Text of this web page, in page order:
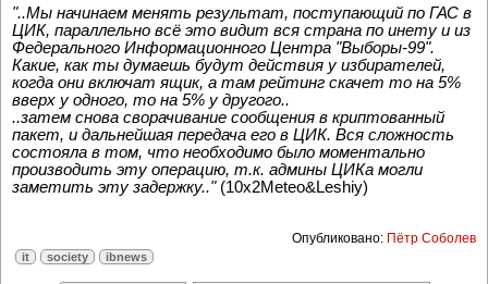
"..Мы начинаем менять результат, поступающий по ГАС в
ЦИК, параллельно всё это видит вся страна по инету и из
Федерального Информационного Центра "Выборы-99".
Какие, как ты думаешь будут действия у избирателей,
когда они включат ящик, а там рейтинг скачет то на 5%
вверх у одного, то на 5% у другого..
..затем снова сворачивание сообщения в криптованный
пакет, и дальнейшая передача его в ЦИК. Вся сложность
состояла в том, что необходимо было моментально
производить эту операцию, т.к. админы ЦИКа могли
заметить эту задержку.."(10x2Meteo&Leshiy)
Опубликовано: Пётр Соболев
it society ibnews